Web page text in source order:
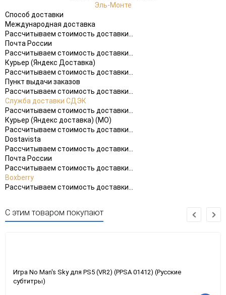
Эль-Монте
Способ доставки
Международная доставка
Рассчитываем стоимость доставки...
Почта России
Рассчитываем стоимость доставки...
Курьер (Яндекс Доставка)
Рассчитываем стоимость доставки...
Пункт выдачи заказов
Рассчитываем стоимость доставки...
Служба доставки СДЭК
Рассчитываем стоимость доставки...
Курьер (Яндекс доставка) (МО)
Рассчитываем стоимость доставки...
Dostavista
Рассчитываем стоимость доставки...
Почта России
Рассчитываем стоимость доставки...
Boxberry
Рассчитываем стоимость доставки...
С этим товаром покупают
Игра No Man's Sky для PS5 (VR2) (PPSA 01412) (Русские
субтитры)